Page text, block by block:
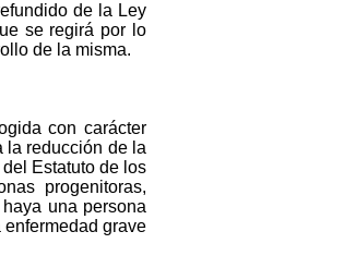
de la Ley
se regirá por lo
de la misma.
con carácter
la reducción de la
Estatuto de los
progenitoras,
una persona
grave